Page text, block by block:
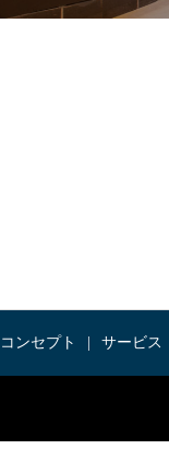
コンセプト サービス